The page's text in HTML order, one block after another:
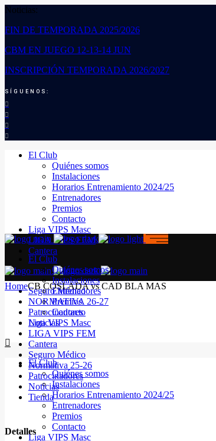
Noticias:
FIN DE TEMPORADA 2025/2026
CBM EN JUEGO 12-13-14 JUN
INSCRIPCIÓN TEMPORADA 2026/2027
SÍGUENOS:
El Club
Quiénes somos
Instalaciones
Horarios Entrenamiento 2024/25
Entrenadores
Premios
Contacto
Liga VIPS Masc
LIGA VIPS FEM
Cantera
Seguro Médico
NORMATIVA 26-27
Patrocinadores
Noticias
El Club
Quiénes somos
Instalaciones
Horarios Entrenamiento 2024/25
Entrenadores
Premios
Contacto
Liga VIPS Masc
El Club
Quiénes somos
Instalaciones
Entrenadores
Premios
Contacto
Liga VIPS Masc
LIGA VIPS FEM
Cantera
Seguro Médico
Normativa 25-26
Patrocinadores
Noticias
Tienda
HomeCB COSLADA vs CAD BLA MAS
Detalles